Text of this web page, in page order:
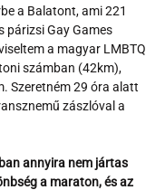
a Balatont, ami 221
párizsi Gay Games
a magyar LMBTQ
számban (42km),
Szeretném 29 óra alatt
zászlóval a
annyira nem jártas
a maraton, és az